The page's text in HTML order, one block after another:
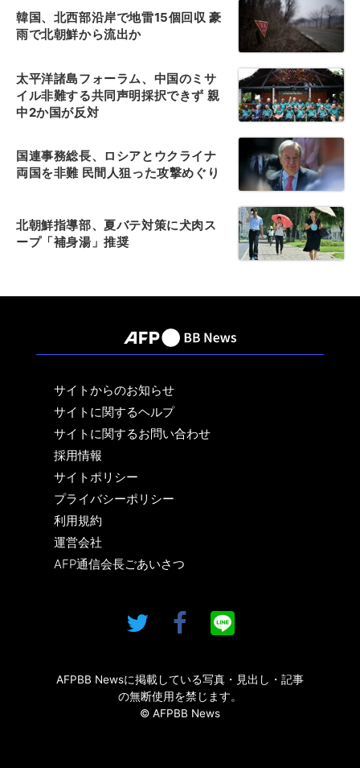
韓国、北西部沿岸で地雷15個回収 豪
雨で北朝鮮から流出か
太平洋諸島フォーラム、中国のミサ
イル非難する共同声明採択できず 親
中2か国が反対
国連事務総長、ロシアとウクライナ
両国を非難 民間人狙った攻撃めぐり
北朝鮮指導部、夏バテ対策に犬肉ス
ープ「補身湯」推奨
サイトからのお知らせ
サイトに関するヘルプ
サイトに関するお問い合わせ
採用情報
サイトポリシー
プライバシーポリシー
利用規約
運営会社
AFP通信会長ごあいさつ
AFPBB Newsに掲載している写真・見出し・記事
の無断使用を禁じます。
© AFPBB News